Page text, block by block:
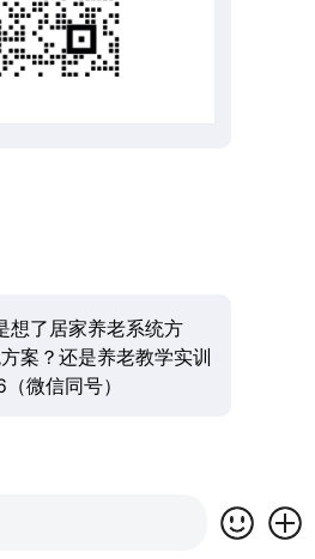
想了居家养老系统方
案？还是养老教学实训
微信同号）